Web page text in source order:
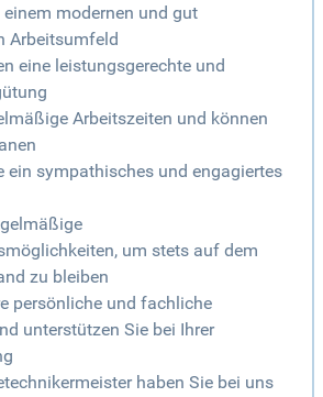
modernen und gut
Arbeitsumfeld
eine leistungsgerechte und
Arbeitszeiten und können
ein sympathisches und engagiertes
um stets auf dem
zu bleiben
persönliche und fachliche
unterstützen Sie bei Ihrer
haben Sie bei uns